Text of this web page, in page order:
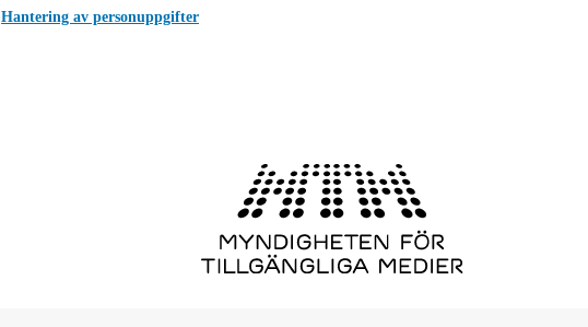
Hantering av personuppgifter